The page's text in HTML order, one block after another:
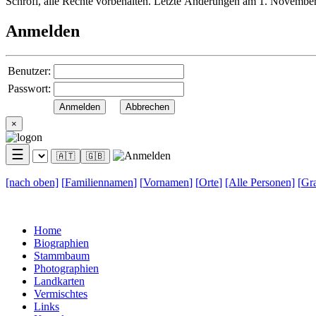
Anmelden
Benutzer:
Passwort:
×
☰ 🇦🇹 🇬🇧
[nach oben] [Familiennamen] [Vornamen] [Orte] [Alle Personen] [
Home
Biographien
Stammbaum
Photographien
Landkarten
Vermischtes
Links